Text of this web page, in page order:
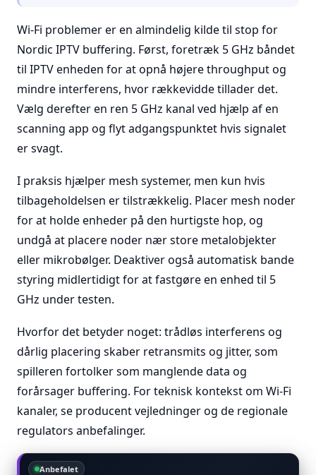
Wi-Fi problemer er en almindelig kilde til stop for
Nordic IPTV buffering. Først, foretræk 5 GHz båndet
til IPTV enheden for at opnå højere throughput og
mindre interferens, hvor rækkevidde tillader det.
Vælg derefter en ren 5 GHz kanal ved hjælp af en
scanning app og flyt adgangspunktet hvis signalet
er svagt.
I praksis hjælper mesh systemer, men kun hvis
tilbageholdelsen er tilstrækkelig. Placer mesh noder
for at holde enheder på den hurtigste hop, og
undgå at placere noder nær store metalobjekter
eller mikrobølger. Deaktiver også automatisk bande
styring midlertidigt for at fastgøre en enhed til 5
GHz under testen.
Hvorfor det betyder noget: trådløs interferens og
dårlig placering skaber retransmits og jitter, som
spilleren fortolker som manglende data og
forårsager buffering. For teknisk kontekst om Wi-Fi
kanaler, se producent vejledninger og de regionale
regulators anbefalinger.
Anbefalet